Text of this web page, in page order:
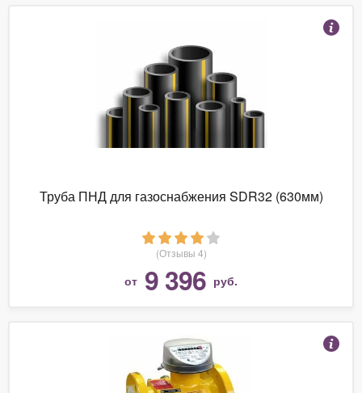
Труба ПНД для газоснабжения SDR32 (630мм)
(Отзывы 4)
от 9 396 руб.